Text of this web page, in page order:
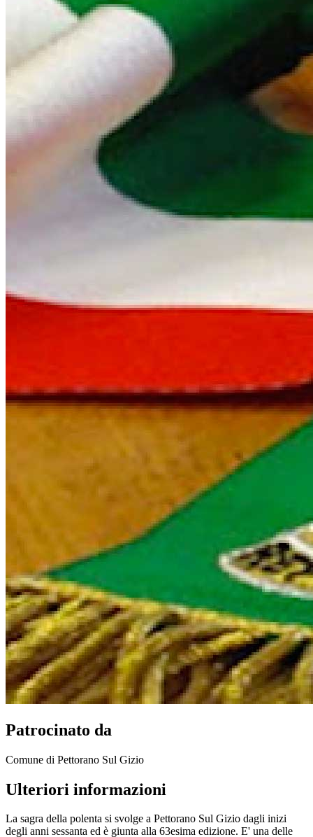
Patrocinato da
Comune di Pettorano Sul Gizio
Ulteriori informazioni
La sagra della polenta si svolge a Pettorano Sul Gizio dagli inizi
degli anni sessanta ed è giunta alla 63esima edizione. E' una delle